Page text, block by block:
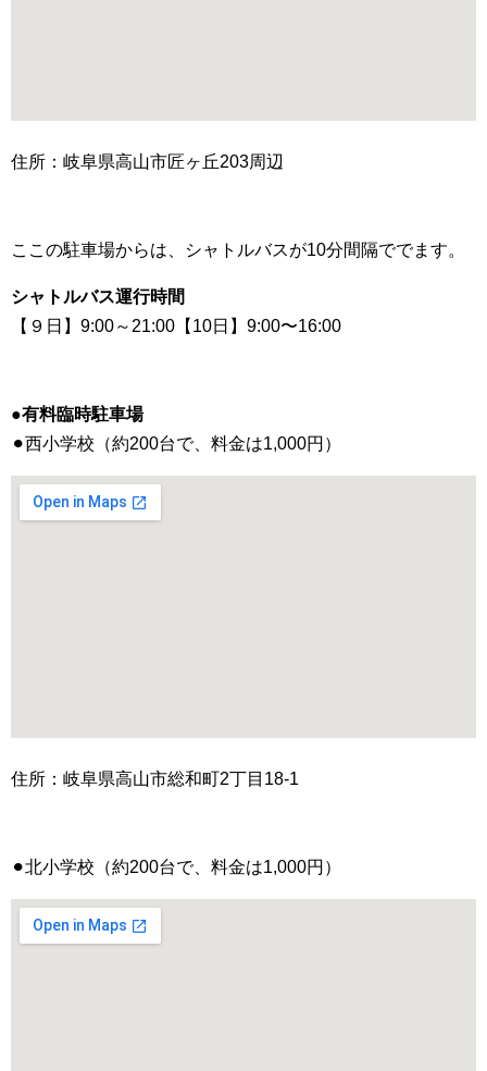
住所：岐阜県高山市匠ヶ丘203周辺
ここの駐車場からは、シャトルバスが10分間隔ででます。
シャトルバス運行時間
【９日】9:00～21:00【10日】9:00〜16:00
●有料臨時駐車場
⚫︎西小学校（約200台で、料金は1,000円）
住所：岐阜県高山市総和町2丁目18-1
⚫︎北小学校（約200台で、料金は1,000円）